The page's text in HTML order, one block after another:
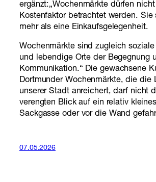
ergänzt:„Wochenmärkte dürfen
Kostenfaktor betrachtet werden. Sie
mehr als eine Einkaufsgelegenheit.
Wochenmärkte sind zugleich
und lebendige Orte der Begegnung
Kommunikation.“ Die gewachsene
Dortmunder Wochenmärkte, die die
unserer Stadt anreichert, darf nicht
verengten Blick auf ein relativ
Sackgasse oder vor die Wand
07.05.2026